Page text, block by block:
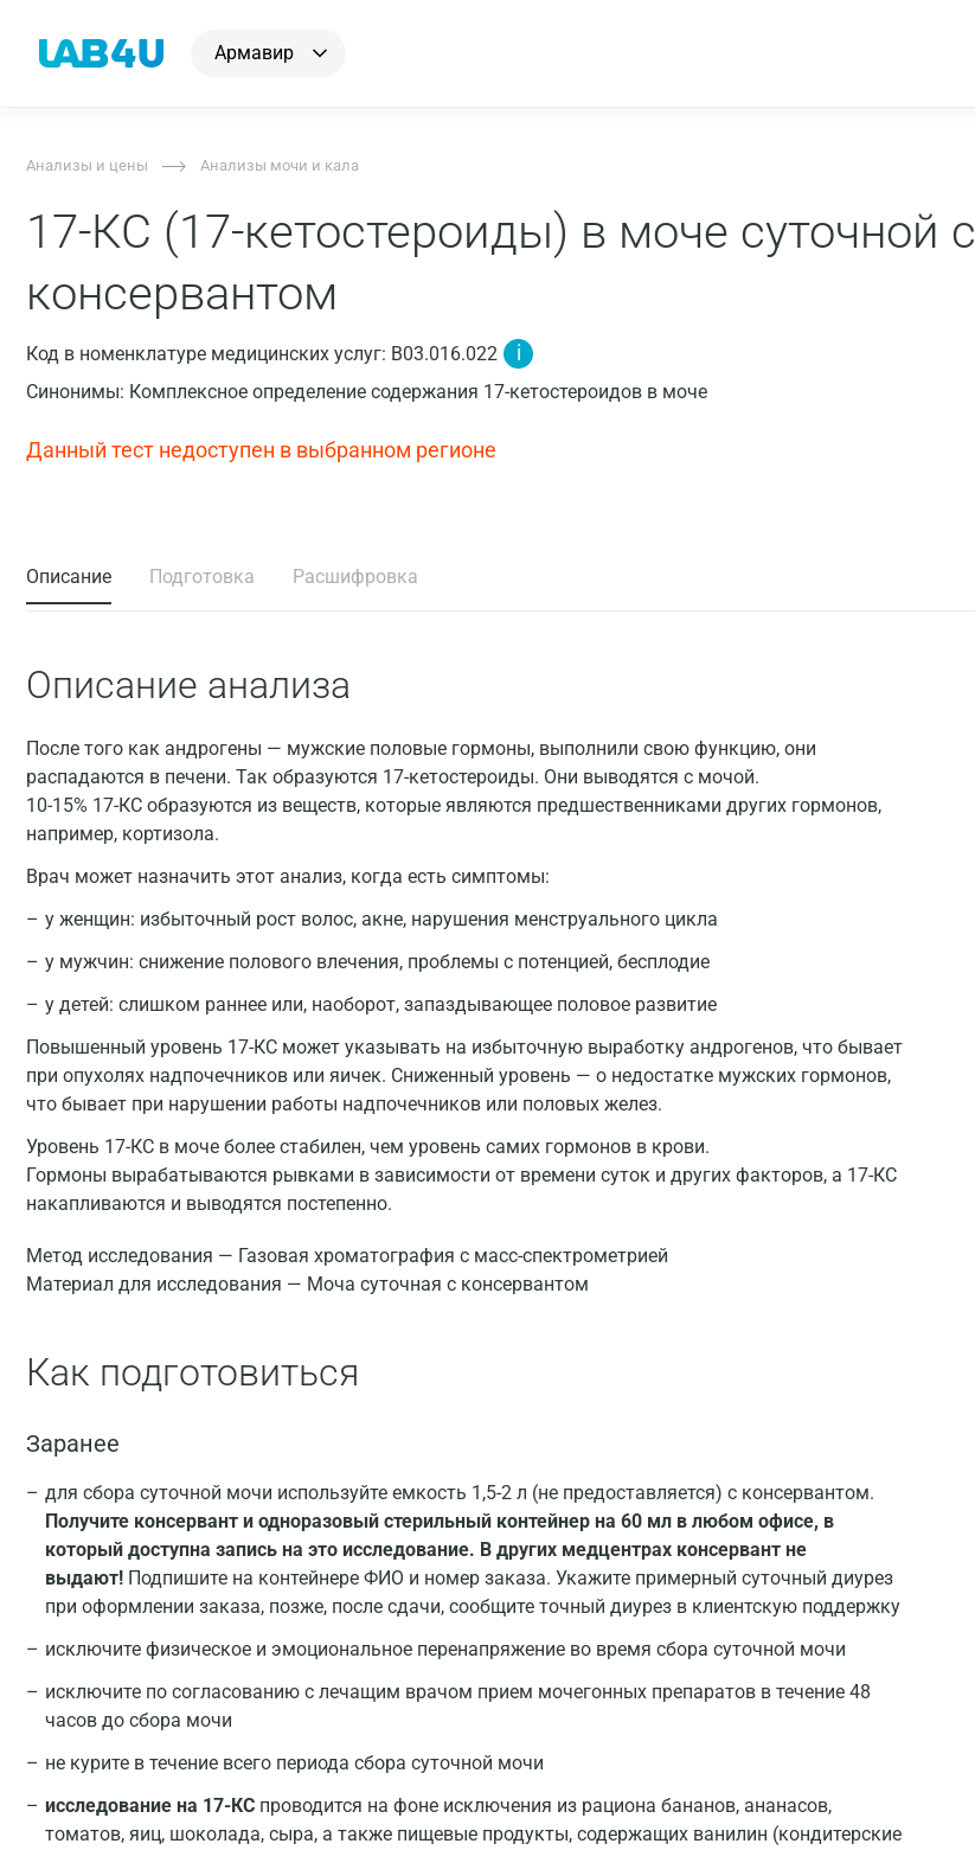
Армавир
Анализы и цены Анализы мочи и кала
17-КС (17-кетостероиды) в моче суточной с
консервантом
Код в номенклатуре медицинских услуг: B03.016.022 i
Синонимы: Комплексное определение содержания 17-кетостероидов в моче
Данный тест недоступен в выбранном регионе
Описание Подготовка Расшифровка
Описание анализа
После того как андрогены — мужские половые гормоны, выполнили свою функцию, они
распадаются в печени. Так образуются 17-кетостероиды. Они выводятся с мочой.
10-15% 17-КС образуются из веществ, которые являются предшественниками других гормонов,
например, кортизола.
Врач может назначить этот анализ, когда есть симптомы:
у женщин: избыточный рост волос, акне, нарушения менструального цикла
у мужчин: снижение полового влечения, проблемы с потенцией, бесплодие
у детей: слишком раннее или, наоборот, запаздывающее половое развитие
Повышенный уровень 17-КС может указывать на избыточную выработку андрогенов, что бывает
при опухолях надпочечников или яичек. Сниженный уровень — о недостатке мужских гормонов,
что бывает при нарушении работы надпочечников или половых желез.
Уровень 17-КС в моче более стабилен, чем уровень самих гормонов в крови.
Гормоны вырабатываются рывками в зависимости от времени суток и других факторов, а 17-КС
накапливаются и выводятся постепенно.
Метод исследования — Газовая хроматография с масс-спектрометрией
Материал для исследования — Моча суточная с консервантом
Как подготовиться
Заранее
для сбора суточной мочи используйте емкость 1,5-2 л (не предоставляется) с консервантом.
Получите консервант и одноразовый стерильный контейнер на 60 мл в любом офисе, в
который доступна запись на это исследование. В других медцентрах консервант не
выдают! Подпишите на контейнере ФИО и номер заказа. Укажите примерный суточный диурез
при оформлении заказа, позже, после сдачи, сообщите точный диурез в клиентскую поддержку
исключите физическое и эмоциональное перенапряжение во время сбора суточной мочи
исключите по согласованию с лечащим врачом прием мочегонных препаратов в течение 48
часов до сбора мочи
не курите в течение всего периода сбора суточной мочи
исследование на 17-КС проводится на фоне исключения из рациона бананов, ананасов,
томатов, яиц, шоколада, сыра, а также пищевые продукты, содержащих ванилин (кондитерские